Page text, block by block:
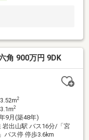
角 900万円 9DK
2
2
9月(築48年)
岩出山駅 バス16分/「宮
バス停 停歩3.6km